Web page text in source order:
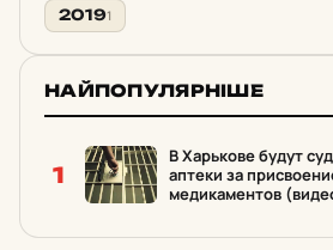
20191
НАЙПОПУЛЯРНІШЕ
1
В Харькове будут
аптеки за
медикаментов